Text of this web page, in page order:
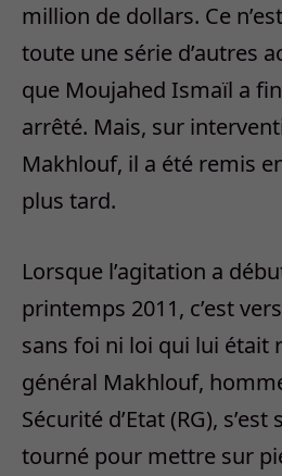
million de dollars. Ce
toute une série d’autres
que Moujahed Ismaïl a
arrêté. Mais, sur
Makhlouf, il a été remis
plus tard.
Lorsque l’agitation a
printemps 2011, c’est
sans foi ni loi qui lui était
général Makhlouf,
Sécurité d’Etat (RG),
tourné pour mettre sur